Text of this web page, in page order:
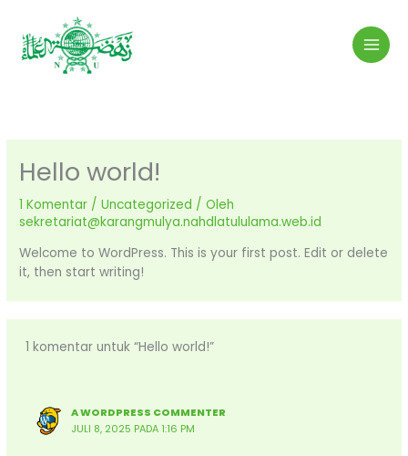
konten
Hello world!
1 Komentar /Uncategorized / Oleh
sekretariat@karangmulya.nahdlatululama.web.id
Welcome to WordPress. This is your first post. Edit or delete
it, then start writing!
1 komentar untuk “Hello world!”
A WORDPRESS COMMENTER
JULI 8, 2025 PADA 1:16 PM